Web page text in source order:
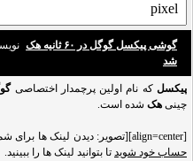
گوشی پیکسل گوگل در ۶۰ ثانیه هک
شد
پیکسلکه نام اولین پرچمدار اختصاصی
چینی هک شده است.
[align=center][تصویر: دیدن لینک ها برای شما امکان پذیر نیست. لطفا
حساب خود شوید تا بتوانید لینک ها را ببینید.